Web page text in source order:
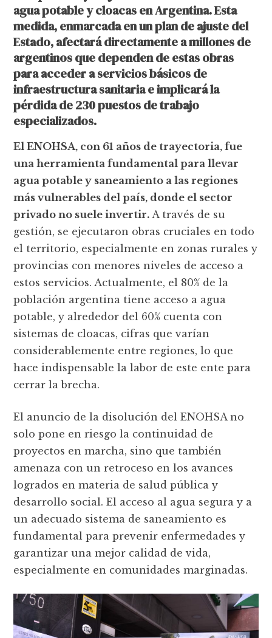
agua potable y cloacas en Argentina. Esta
medida, enmarcada en un plan de ajuste del
Estado, afectará directamente a millones de
argentinos que dependen de estas obras
para acceder a servicios básicos de
infraestructura sanitaria e implicará la
pérdida de 230 puestos de trabajo
especializados.
El ENOHSA, con 61 años de trayectoria, fue
una herramienta fundamental para llevar
agua potable y saneamiento a las regiones
más vulnerables del país, donde el sector
privado no suele invertir. A través de su
gestión, se ejecutaron obras cruciales en todo
el territorio, especialmente en zonas rurales y
provincias con menores niveles de acceso a
estos servicios. Actualmente, el 80% de la
población argentina tiene acceso a agua
potable, y alrededor del 60% cuenta con
sistemas de cloacas, cifras que varían
considerablemente entre regiones, lo que
hace indispensable la labor de este ente para
cerrar la brecha.
El anuncio de la disolución del ENOHSA no
solo pone en riesgo la continuidad de
proyectos en marcha, sino que también
amenaza con un retroceso en los avances
logrados en materia de salud pública y
desarrollo social. El acceso al agua segura y a
un adecuado sistema de saneamiento es
fundamental para prevenir enfermedades y
garantizar una mejor calidad de vida,
especialmente en comunidades marginadas.